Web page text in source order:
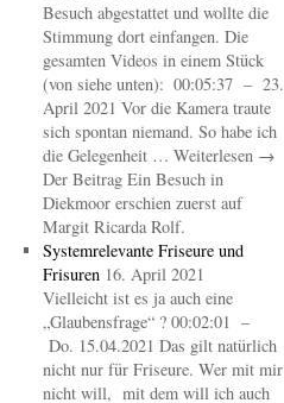
Besuch abgestattet und wollte die
Stimmung dort einfangen. Die
gesamten Videos in einem Stück
(von siehe unten): 00:05:37 – 23.
April 2021 Vor die Kamera traute
sich spontan niemand. So habe ich
die Gelegenheit … Weiterlesen →
Der Beitrag Ein Besuch in
Diekmoor erschien zuerst auf
Margit Ricarda Rolf.
Systemrelevante Friseure und
Frisuren 16. April 2021
Vielleicht ist es ja auch eine
„Glaubensfrage“ ? 00:02:01 –
Do. 15.04.2021 Das gilt natürlich
nicht nur für Friseure. Wer mit mir
nicht will, mit dem will ich auch